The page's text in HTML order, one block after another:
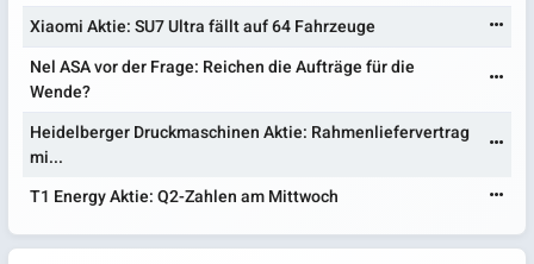
Xiaomi Aktie: SU7 Ultra fällt auf 64 Fahrzeuge
Nel ASA vor der Frage: Reichen die Aufträge für die
Wende?
Heidelberger Druckmaschinen Aktie: Rahmenliefervertrag
mi...
T1 Energy Aktie: Q2-Zahlen am Mittwoch